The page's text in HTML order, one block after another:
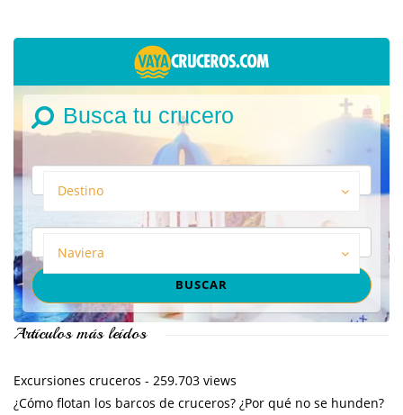
Busca tu crucero
Destino
Naviera
Artículos más leídos
Excursiones cruceros - 259.703 views
¿Cómo flotan los barcos de cruceros? ¿Por qué no se hunden?